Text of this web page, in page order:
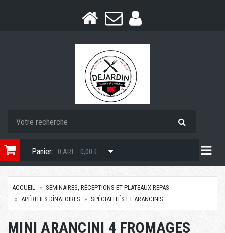
Panier: 0 ART. - 0,00 €
ACCUEIL
SÉMINAIRES, RÉCEPTIONS ET PLATEAUX REPAS
APÉRITIFS DÎNATOIRES
SPÉCIALITÉS ET ARANCINIS
MINI ARANCINI 4 FROMAGES